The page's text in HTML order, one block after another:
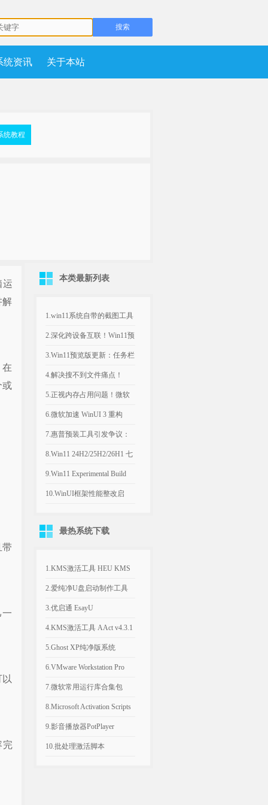
统资讯 关于本站
统教程
解
或
完
本类最新列表
1.win11系统自带的截图工具
没有录屏功能怎么办
2.深化跨设备互联！Win11预
览版新增通知悬停预览，强
化安卓联动
3.Win11预览版更新：任务栏
可放上下左右，还有紧凑模
式
4.解决搜不到文件痛点！
Win11搜索新增智能索引，
自动收录高频文件夹
5.正视内存占用问题！微软
计划年底优化Win11，改善
8GB设备运行体验
6.微软加速 WinUI 3 重构
Win11，深色属性界面仅是
开端
7.惠普预装工具引发争议：
Win11电脑反复推送弹窗，
引导设置Bing为默认搜索引
擎
8.Win11 24H2/25H2/26H1 七
月可选更新：文件管理器优
化文件大小单位
9.Win11 Experimental Build
29634.1000：新增语音访问
10.WinUI框架性能整改启
用内存过高，底层优化前置
最热系统下载
1.KMS激活工具 HEU KMS
Activator v64.0.0
2.爱纯净U盘启动制作工具
v2025.1003
3.优启通 EsayU
v3.7.2025.0326 无广告纯净版
4.KMS激活工具 AAct v4.3.1
汉化便携版
5.Ghost XP纯净版系统
2020.06 经典稳定版
6.VMware Workstation Pro
26H1 v26.0.1810 附永久激活
密钥
7.微软常用运行库合集包
v2026.06.07 可自选更新
8.Microsoft Activation Scripts
AIO v3.12 KMS激活脚本
9.影音播放器PotPlayer
v1.7.23080.0 去广告版
10.批处理激活脚本